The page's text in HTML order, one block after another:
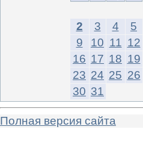
2
3 4 5
9
10 11 12
16 17 18 19
23 24 25 26
30 31
Полная версия сайта